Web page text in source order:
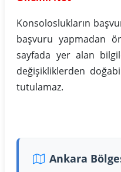
Konsoloslukların
başvuru yapmadan
sayfada yer alan
değişikliklerden
tutulamaz.
Ankara